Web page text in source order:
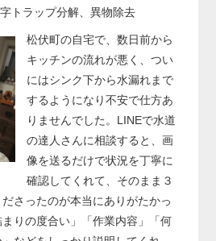
トラップ分解、異物除去
松伏町の自宅で、数日前から
キッチンの流れが悪く、つい
にはシンク下から水漏れまで
するようになり不安で仕方あ
りませんでした。LINEで水道
の達人さんに相談すると、画
像を送るだけで状況を丁寧に
確認してくれて、そのまま３
さったのが本当にありがたかっ
りの度合い」「作業内容」「何